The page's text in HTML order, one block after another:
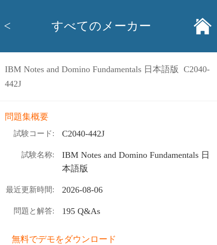
< すべてのメーカー
IBM Notes and Domino Fundamentals 日本語版 C2040-
442J
問題集概要
試験コード: C2040-442J
試験名称:
IBM Notes and Domino Fundamentals 日
本語版
最近更新時間: 2026-08-06
問題と解答: 195 Q&As
無料でデモをダウンロード